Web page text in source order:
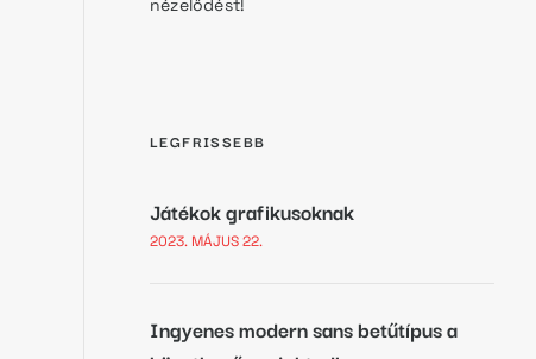
nézelődést!
LEGFRISSEBB
Játékok grafikusoknak
2023. MÁJUS 22.
Ingyenes modern sans betűtípus a